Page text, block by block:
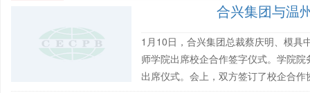
合兴集团与温
1月10日，合兴集团总裁蔡庆明、模具
师学院出席校企合作签字仪式。学院
出席仪式。会上，双方签订了校企合